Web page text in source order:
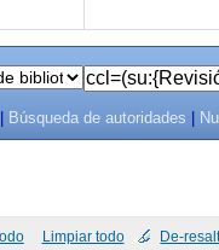
Búsqueda de autoridades
Limpiar todo De-